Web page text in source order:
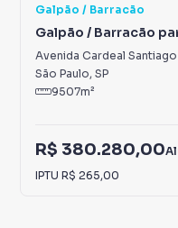
Galpão / Barracão
Galpão / Barracão
Barros
Avenida Cardeal
São Paulo, SP
9507m²
R$ 380.280,00
IPTU R$ 265,00